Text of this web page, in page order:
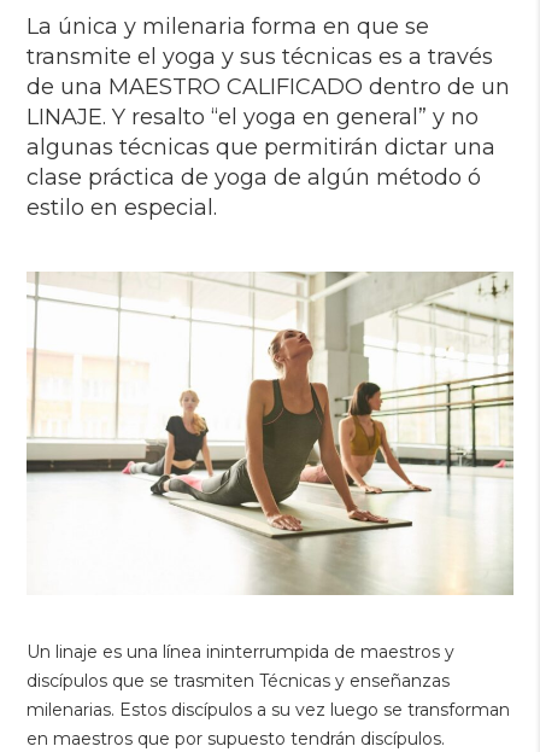
La única y milenaria forma en que se
transmite el yoga y sus técnicas es a través
de una MAESTRO CALIFICADO dentro de un
LINAJE. Y resalto “el yoga en general” y no
algunas técnicas que permitirán dictar una
clase práctica de yoga de algún método ó
estilo en especial.
Un linaje es una línea ininterrumpida de maestros y
discípulos que se trasmiten Técnicas y enseñanzas
milenarias. Estos discípulos a su vez luego se transforman
en maestros que por supuesto tendrán discípulos.